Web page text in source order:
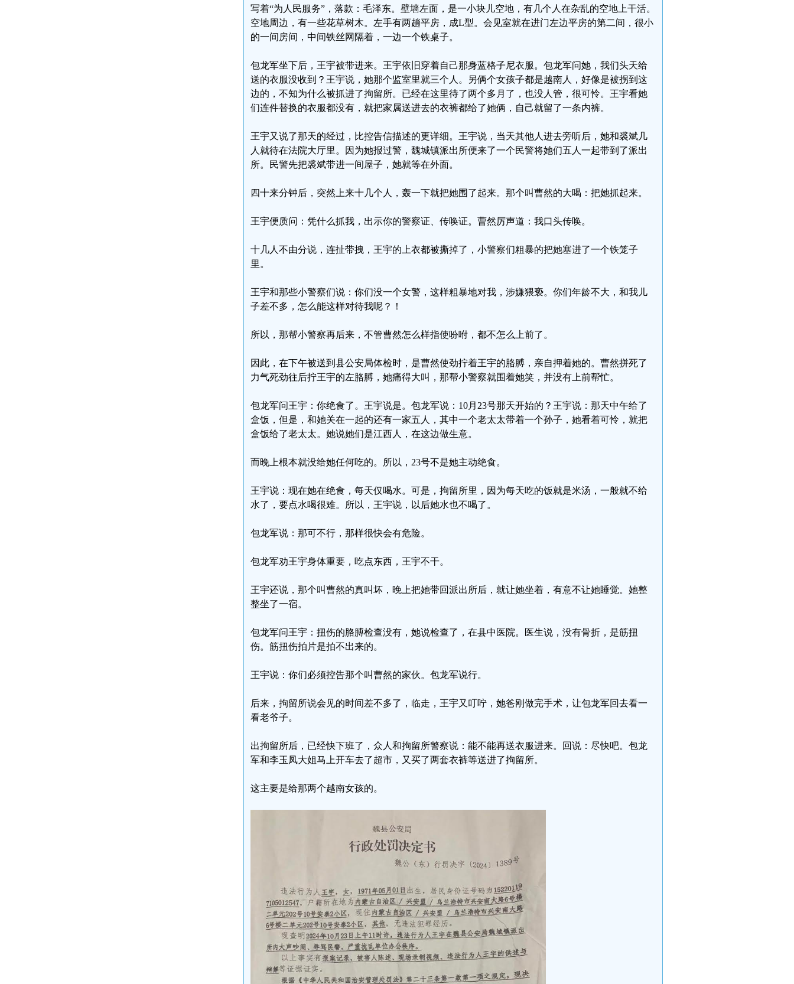
写着“为人民服务”，落款：毛泽东。壁墙左面，是一小块儿空地，有几个人在杂乱的空地上干活。
空地周边，有一些花草树木。左手有两趟平房，成L型。会见室就在进门左边平房的第二间，很小
的一间房间，中间铁丝网隔着，一边一个铁桌子。
包龙军坐下后，王宇被带进来。王宇依旧穿着自己那身蓝格子尼衣服。包龙军问她，我们头天给
送的衣服没收到？王宇说，她那个监室里就三个人。另俩个女孩子都是越南人，好像是被拐到这
边的，不知为什么被抓进了拘留所。已经在这里待了两个多月了，也没人管，很可怜。王宇看她
们连件替换的衣服都没有，就把家属送进去的衣裤都给了她俩，自己就留了一条内裤。
王宇又说了那天的经过，比控告信描述的更详细。王宇说，当天其他人进去旁听后，她和裘斌几
人就待在法院大厅里。因为她报过警，魏城镇派出所便来了一个民警将她们五人一起带到了派出
所。民警先把裘斌带进一间屋子，她就等在外面。
四十来分钟后，突然上来十几个人，轰一下就把她围了起来。那个叫曹然的大喝：把她抓起来。
王宇便质问：凭什么抓我，出示你的警察证、传唤证。曹然厉声道：我口头传唤。
十几人不由分说，连扯带拽，王宇的上衣都被撕掉了，小警察们粗暴的把她塞进了一个铁笼子
里。
王宇和那些小警察们说：你们没一个女警，这样粗暴地对我，涉嫌猥亵。你们年龄不大，和我儿
子差不多，怎么能这样对待我呢？！
所以，那帮小警察再后来，不管曹然怎么样指使吩咐，都不怎么上前了。
因此，在下午被送到县公安局体检时，是曹然使劲拧着王宇的胳膊，亲自押着她的。曹然拼死了
力气死劲往后拧王宇的左胳膊，她痛得大叫，那帮小警察就围着她笑，并没有上前帮忙。
包龙军问王宇：你绝食了。王宇说是。包龙军说：10月23号那天开始的？王宇说：那天中午给了
盒饭，但是，和她关在一起的还有一家五人，其中一个老太太带着一个孙子，她看着可怜，就把
盒饭给了老太太。她说她们是江西人，在这边做生意。
而晚上根本就没给她任何吃的。所以，23号不是她主动绝食。
王宇说：现在她在绝食，每天仅喝水。可是，拘留所里，因为每天吃的饭就是米汤，一般就不给
水了，要点水喝很难。所以，王宇说，以后她水也不喝了。
包龙军说：那可不行，那样很快会有危险。
包龙军劝王宇身体重要，吃点东西，王宇不干。
王宇还说，那个叫曹然的真叫坏，晚上把她带回派出所后，就让她坐着，有意不让她睡觉。她整
整坐了一宿。
包龙军问王宇：扭伤的胳膊检查没有，她说检查了，在县中医院。医生说，没有骨折，是筋扭
伤。筋扭伤拍片是拍不出来的。
王宇说：你们必须控告那个叫曹然的家伙。包龙军说行。
后来，拘留所说会见的时间差不多了，临走，王宇又叮咛，她爸刚做完手术，让包龙军回去看一
看老爷子。
出拘留所后，已经快下班了，众人和拘留所警察说：能不能再送衣服进来。回说：尽快吧。包龙
军和李玉凤大姐马上开车去了超市，又买了两套衣裤等送进了拘留所。
这主要是给那两个越南女孩的。